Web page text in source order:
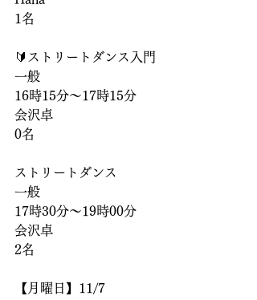
1名
🔰ストリートダンス入門
一般
16時15分〜17時15分
会沢卓
0名
ストリートダンス
一般
17時30分〜19時00分
会沢卓
2名
【月曜日】11/7